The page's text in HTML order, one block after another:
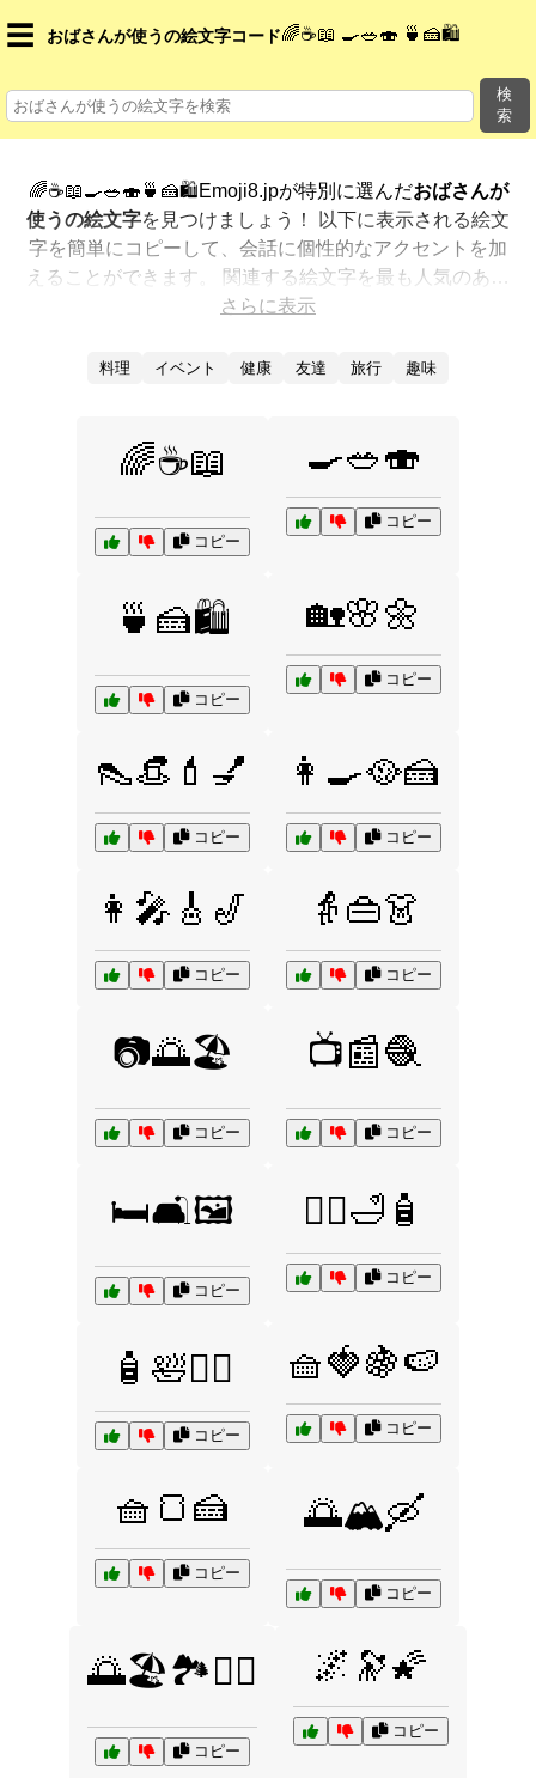
☰ おばさんが使うの絵文字コード 🌈☕📖 🍳🥗🍣 🍵🍰🛍️
検
索
🌈☕📖🍳🥗🍣🍵🍰🛍️Emoji8.jpが特別に選んだおばさんが
使うの絵文字を見つけましょう！ 以下に表示される絵文
字を簡単にコピーして、会話に個性的なアクセントを加
えることができます。 関連する絵文字を最も人気のある
順に表示しました。さらに多くのオプションが欲しいで
が使うを絵文字で表現 する方法を見つけましょう。
さらに表示
料理 イベント 健康 友達 旅行 趣味
🌈☕📖
コピー
🍳🥗🍣
コピー
🍵🍰🛍️
コピー
🏡🌸🌼
コピー
👠👒💄💅
コピー
👩‍🍳🥘🍰
コピー
👩‍🎤🎸🎷
コピー
👵👜👗
コピー
📷🌅🏖️
コピー
📺📰🧶
コピー
🛏️🛋️🖼️
コピー
🧘‍♀️🛁🧴
コピー
🧴🛀🧖‍♀️
コピー
🧺🍓🍇🍉
コピー
🧺🍞🍰
コピー
🌅🏔️🛶
コピー
🌅🏖️🏞️🚶‍♂️
コピー
🌌🔭🌠
コピー